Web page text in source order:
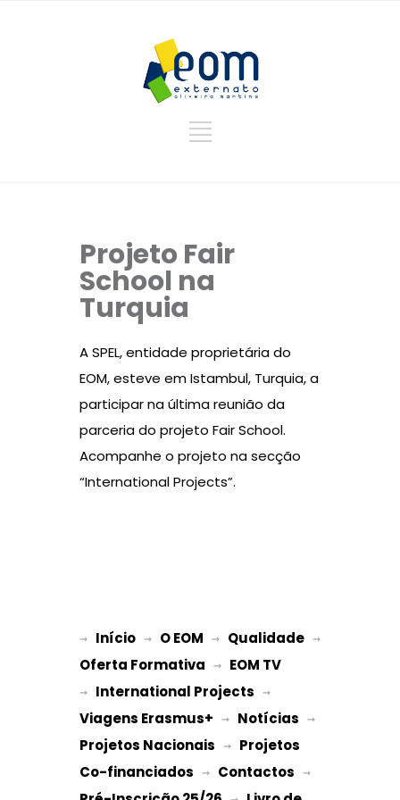
Projeto Fair
School na
Turquia
A SPEL, entidade proprietária do
EOM, esteve em Istambul, Turquia, a
participar na última reunião da
parceria do projeto Fair School.
Acompanhe o projeto na secção
“International Projects”.
→ Início → O EOM → Qualidade
Oferta Formativa → EOM TV
→ International Projects
Viagens Erasmus+ → Notícias
Projetos Nacionais → Projetos
Co-financiados → Contactos